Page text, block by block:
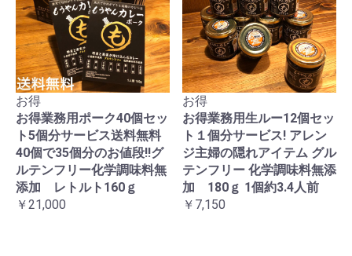
お得
お得業務用ポーク40個セッ
ト5個分サービス送料無料
40個で35個分のお値段!!グ
ルテンフリー化学調味料無
添加 レトルト160ｇ
￥21,000
お得
お得業務用生ルー12個セッ
ト１個分サービス! アレン
ジ主婦の隠れアイテム グル
テンフリー 化学調味料無添
加 180ｇ 1個約3.4人前
￥7,150